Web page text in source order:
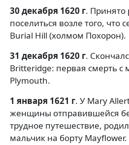
30 декабря 1620 г.
поселиться возле того, что
Burial Hill (холмом Похорон).
31 декабря 1620 г.
Britteridge: первая смерть с
Plymouth.
1 января 1621 г. У Mary
женщины отправившейся
трудное путешествие,
мальчик на борту Mayflower.